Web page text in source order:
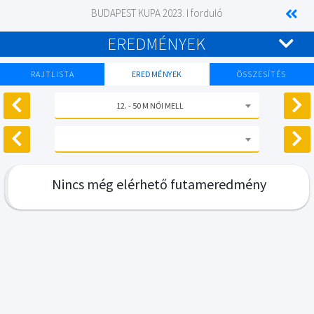
BUDAPEST KUPA 2023. I forduló
EREDMÉNYEK
RAJTLISTA EREDMÉNYEK ÖSSZESÍTÉS
12. - 50 M NŐI MELL
Nincs még elérhető futameredmény